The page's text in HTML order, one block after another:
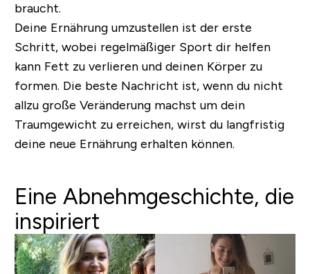
braucht.
Deine Ernährung umzustellen ist der erste
Schritt, wobei regelmäßiger Sport dir helfen
kann Fett zu verlieren und deinen Körper zu
formen. Die beste Nachricht ist, wenn du nicht
allzu große Veränderung machst um dein
Traumgewicht zu erreichen, wirst du langfristig
deine neue Ernährung erhalten können.
Eine Abnehmgeschichte, die
inspiriert